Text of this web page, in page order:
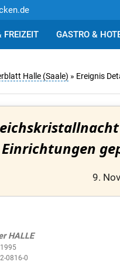
FREIZEIT GASTRO &
Halle (Saale) » Ereignis
Einrichtungen
9.
HALLE
1995
0816-0